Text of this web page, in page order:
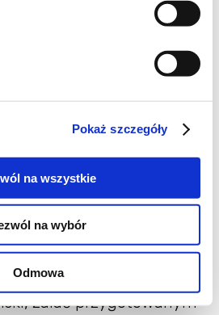
Pokaż szczegóły
na wszystkie
na wybór
Odmowa
ostrej lub słodkiej wg
do 220`C
posiekać i
dokładnie wymieszać z
w łupinach
w 0,5 cm plasterki i
ręczniku.
zalać przygotowanym